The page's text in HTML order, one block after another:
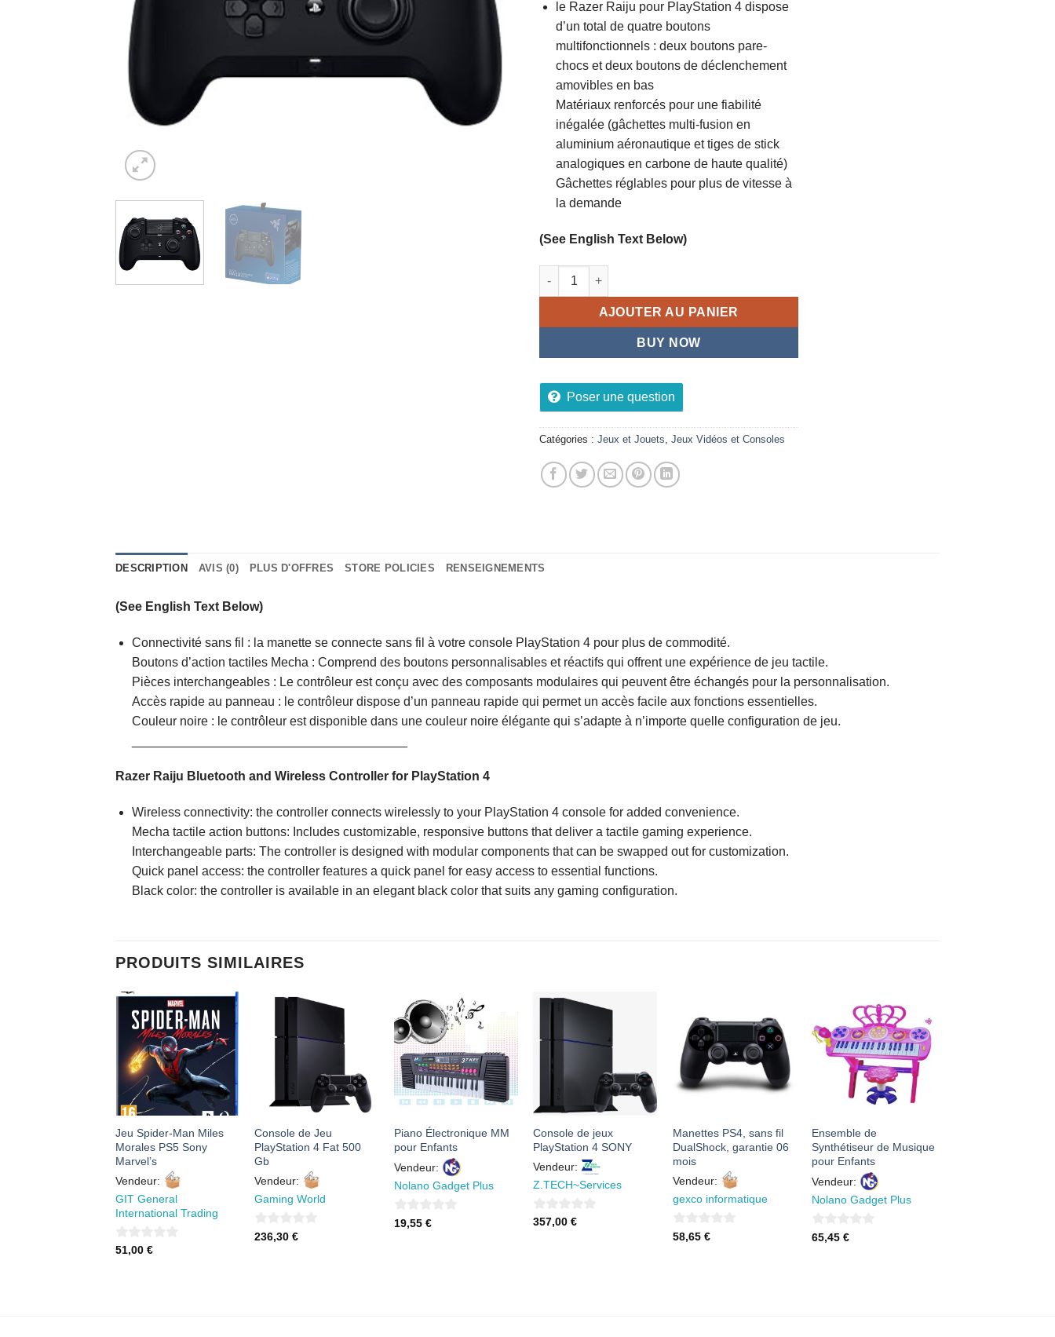
5
le Razer Raiju pour PlayStation 4 dispose
d’un total de quatre boutons
multifonctionnels : deux boutons pare-
chocs et deux boutons de déclenchement
amovibles en bas
Matériaux renforcés pour une fiabilité
inégalée (gâchettes multi-fusion en
aluminium aéronautique et tiges de stick
analogiques en carbone de haute qualité)
Gâchettes réglables pour plus de vitesse à
la demande
(See English Text Below)
quantité de Manette Bluetooth et avec Fil Razer Raiju pour PlayStation 4
AJOUTER AU PANIER
BUY NOW
Poser une question
Catégories : Jeux et Jouets Jeux Vidéos et Consoles
DESCRIPTION AVIS (0) PLUS D'OFFRES STORE POLICIES RENSEIGNEMENTS
(See English Text Below)
Connectivité sans fil : la manette se connecte sans fil à votre console PlayStation 4 pour plus de commodité.
Boutons d’action tactiles Mecha : Comprend des boutons personnalisables et réactifs qui offrent une expérience de jeu tactile.
Pièces interchangeables : Le contrôleur est conçu avec des composants modulaires qui peuvent être échangés pour la personnalisation.
Accès rapide au panneau : le contrôleur dispose d’un panneau rapide qui permet un accès facile aux fonctions essentielles.
Couleur noire : le contrôleur est disponible dans une couleur noire élégante qui s’adapte à n’importe quelle configuration de jeu.
Razer Raiju Bluetooth and Wireless Controller for PlayStation 4
Wireless connectivity: the controller connects wirelessly to your PlayStation 4 console for added convenience.
Mecha tactile action buttons: Includes customizable, responsive buttons that deliver a tactile gaming experience.
Interchangeable parts: The controller is designed with modular components that can be swapped out for customization.
Quick panel access: the controller features a quick panel for easy access to essential functions.
Black color: the controller is available in an elegant black color that suits any gaming configuration.
PRODUITS SIMILAIRES
AJOUTER
À MES
FAVORIS
Jeu Spider-Man Miles
Morales PS5 Sony
Marvel’s
Vendeur:
GIT General
International Trading
0
51,00 €
AJOUTER
À MES
Console de Jeu
PlayStation 4 Fat 500
Gb
Vendeur:
Gaming World
0
236,30€
AJOUTER
À MES
FAVORIS
Piano Électronique MM
pour Enfants
Vendeur:
Nolano Gadget Plus
0
19,55 €
À MES
Console de jeux
PlayStation 4 SONY
Vendeur:
Z.TECH~Services
0
357,00€
AJOUTER
À MES
FAVORIS
Manettes PS4, sans fil
DualShock, garantie 06
mois
Vendeur:
gexco informatique
0
58,65 €
AJOUTER
À MES
FAVORIS
Ensemble de
Synthétiseur de Musique
pour Enfants
Vendeur:
Nolano Gadget Plus
0
65,45€